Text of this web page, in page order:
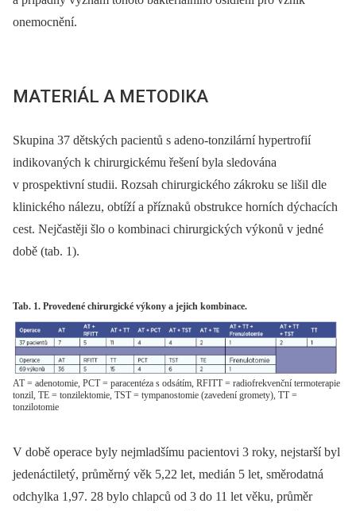
onemocnění.
MATERIÁL A METODIKA
Skupina 37 dětských pacientů s adeno-tonzilární hypertrofií
indikovaných k chirurgickému řešení byla sledována
v prospektivní studii. Rozsah chirurgického zákroku se lišil dle
klinického nálezu, obtíží a příznaků obstrukce horních dýchacích
cest. Nejčastěji šlo o kombinaci chirurgických výkonů v jedné
době (tab. 1).
Tab. 1. Provedené chirurgické výkony a jejich kombinace.
AT = adenotomie, PCT = paracentéza s odsátím, RFITT = radiofrekvenční termoterapie
tonzil, TE = tonzilektomie, TST = tympanostomie (zavedení gromety), TT =
tonzilotomie
V době operace byly nejmladšímu pacientovi 3 roky, nejstarší byl
jedenáctiletý, průměrný věk 5,22 let, medián 5 let, směrodatná
odchylka 1,97. 28 bylo chlapců od 3 do 11 let věku, průměr